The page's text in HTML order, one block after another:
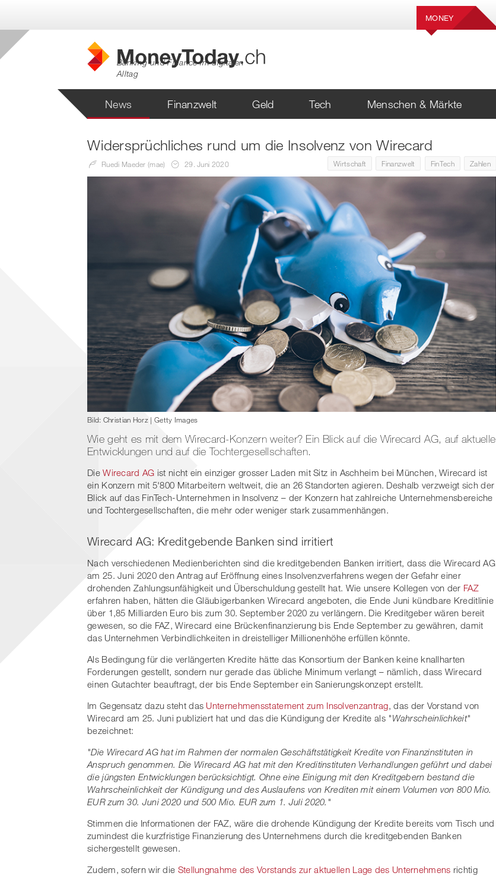
MONEY
Banking und Finance im digitalen
Alltag
News Finanzwelt Geld Tech Menschen & Märkte
Widersprüchliches rund um die Insolvenz von Wirecard
Ruedi Maeder (mae) 29. Juni 2020 Wirtschaft Finanzwelt FinTech Zahlen
Bild: Christian Horz | Getty Images
Wie geht es mit dem Wirecard-Konzern weiter? Ein Blick auf die Wirecard AG, auf aktuelle
Entwicklungen und auf die Tochtergesellschaften.
DieWirecard AG ist nicht ein einziger grosser Laden mit Sitz in Aschheim bei München, Wirecard ist
ein Konzern mit 5'800 Mitarbeitern weltweit, die an 26 Standorten agieren. Deshalb verzweigt sich der
Blick auf das FinTech-Unternehmen in Insolvenz – der Konzern hat zahlreiche Unternehmensbereiche
und Tochtergesellschaften, die mehr oder weniger stark zusammenhängen.
Wirecard AG: Kreditgebende Banken sind irritiert
Nach verschiedenen Medienberichten sind die kreditgebenden Banken irritiert, dass die Wirecard AG
am 25. Juni 2020 den Antrag auf Eröffnung eines Insolvenzverfahrens wegen der Gefahr einer
drohenden Zahlungsunfähigkeit und Überschuldung gestellt hat. Wie unsere Kollegen von der FAZ
erfahren haben, hätten die Gläubigerbanken Wirecard angeboten, die Ende Juni kündbare Kreditlinie
über 1,85 Milliarden Euro bis zum 30. September 2020 zu verlängern. Die Kreditgeber wären bereit
gewesen, so die FAZ, Wirecard eine Brückenfinanzierung bis Ende September zu gewähren, damit
das Unternehmen Verbindlichkeiten in dreistelliger Millionenhöhe erfüllen könnte.
Als Bedingung für die verlängerten Kredite hätte das Konsortium der Banken keine knallharten
Forderungen gestellt, sondern nur gerade das übliche Minimum verlangt – nämlich, dass Wirecard
einen Gutachter beauftragt, der bis Ende September ein Sanierungskonzept erstellt.
Im Gegensatz dazu steht das Unternehmensstatement zum Insolvenzantrag, das der Vorstand von
Wirecard am 25. Juni publiziert hat und das die Kündigung der Kredite als "Wahrscheinlichkeit"
bezeichnet:
"Die Wirecard AG hat im Rahmen der normalen Geschäftstätigkeit Kredite von Finanzinstituten in
Anspruch genommen. Die Wirecard AG hat mit den Kreditinstituten Verhandlungen geführt und dabei
die jüngsten Entwicklungen berücksichtigt. Ohne eine Einigung mit den Kreditgebern bestand die
Wahrscheinlichkeit der Kündigung und des Auslaufens von Krediten mit einem Volumen von 800 Mio.
EUR zum 30. Juni 2020 und 500 Mio. EUR zum 1. Juli 2020."
Stimmen die Informationen der FAZ, wäre die drohende Kündigung der Kredite bereits vom Tisch und
zumindest die kurzfristige Finanzierung des Unternehmens durch die kreditgebenden Banken
sichergestellt gewesen.
Zudem, sofern wir die Stellungnahme des Vorstands zur aktuellen Lage des Unternehmens richtig